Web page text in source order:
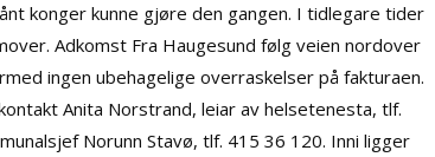
konger kunne gjøre den gangen. I tidlegare tider
Adkomst Fra Haugesund følg veien nordover
ingen ubehagelige overraskelser på fakturaen.
Anita Norstrand, leiar av helsetenesta, tlf.
Norunn Stavø, tlf. 415 36 120. Inni ligger